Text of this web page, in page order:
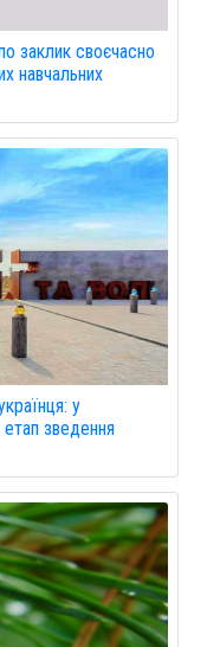
заклик своєчасно
навчальних
у
зведення